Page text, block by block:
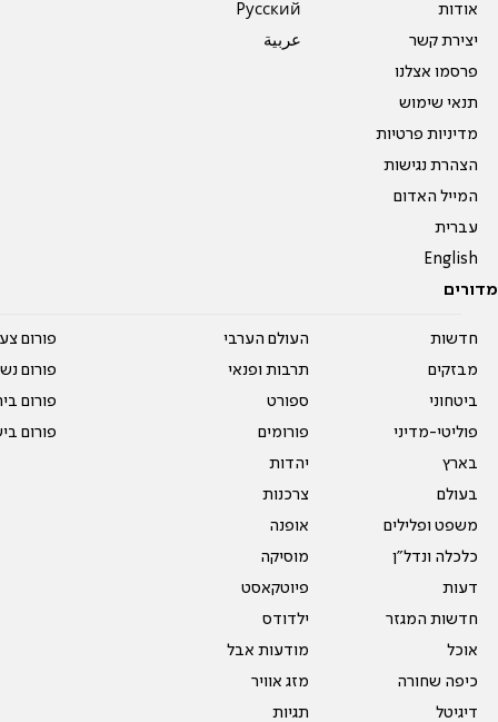
אודות
יצירת קשר
פרסמו אצלנו
תנאי שימוש
מדיניות פרטיות
הצהרת נגישות
המייל האדום
עברית
English
Pусский
عربية
מדורים
חדשות
מבזקים
ביטחוני
פוליטי-מדיני
בארץ
בעולם
משפט ופלילים
כלכלה ונדל"ן
דעות
חדשות המגזר
אוכל
כיפה שחורה
דיגיטל
העולם הערבי
תרבות ופנאי
ספורט
פורומים
יהדות
צרכנות
אופנה
מוסיקה
פיוטקאסט
ילדודס
מודעות אבל
מזג אוויר
תגיות
פורום
פורום
פורום
פורום